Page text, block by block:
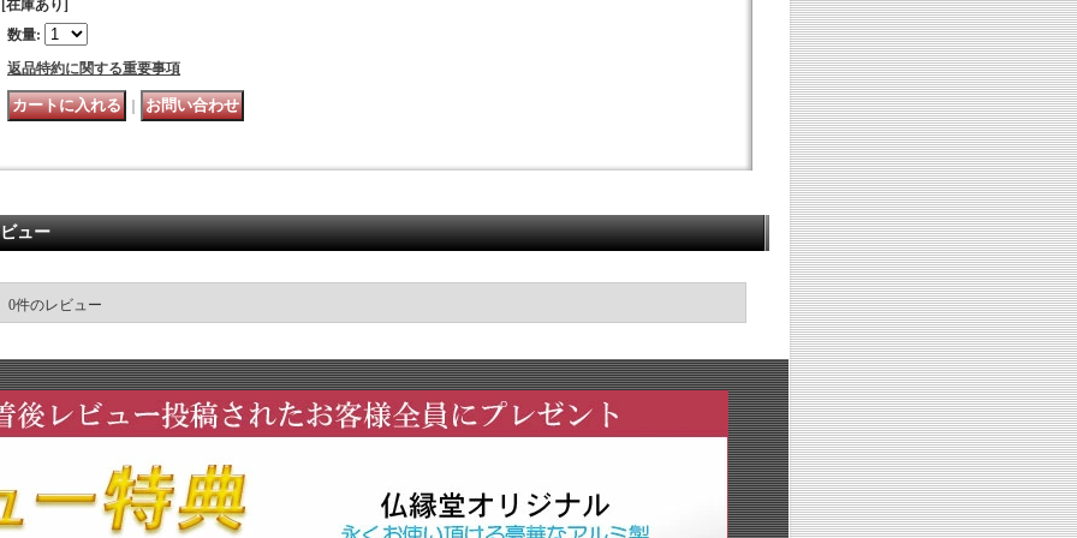
[在庫あり]
数量:
返品特約に関する重要事項
ュー
0件のレビュー